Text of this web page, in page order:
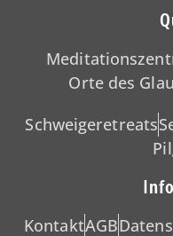
Orte des
Schweigeretreats
KontaktAGB